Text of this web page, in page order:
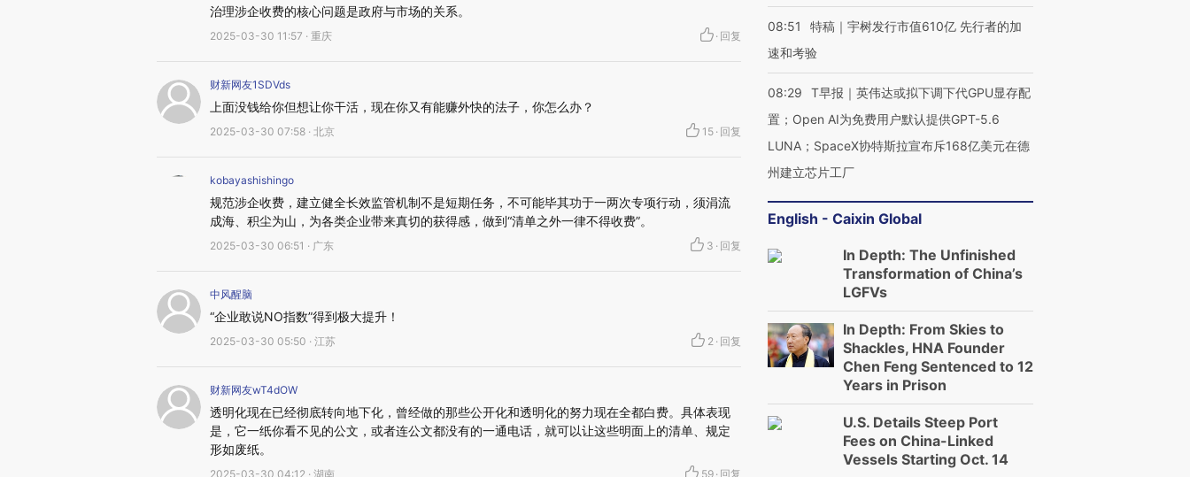
治理涉企收费的核心问题是政府与市场的关系。
2025-03-30 11:57 · 重庆 · 回复
财新网友1SDVds
上面没钱给你但想让你干活，现在你又有能赚外快的法子，你怎么办？
2025-03-30 07:58 · 北京 15 · 回复
kobayashishingo
规范涉企收费，建立健全长效监管机制不是短期任务，不可能毕其功于一两次专项行动，须涓流
成海、积尘为山，为各类企业带来真切的获得感，做到“清单之外一律不得收费”。
2025-03-30 06:51 · 广东 3 · 回复
中风醒脑
“企业敢说NO指数”得到极大提升！
2025-03-30 05:50 · 江苏 2 · 回复
财新网友wT4dOW
透明化现在已经彻底转向地下化，曾经做的那些公开化和透明化的努力现在全都白费。具体表现
是，它一纸你看不见的公文，或者连公文都没有的一通电话，就可以让这些明面上的清单、规定
形如废纸。
2025-03-30 04:12 · 湖南 59 · 回复
08:51
特稿｜宇树发行市值610亿 先行者的加
速和考验
08:29
T早报｜英伟达或拟下调下代GPU显存配
置；Open AI为免费用户默认提供GPT-5.6
LUNA；SpaceX协特斯拉宣布斥168亿美元在德
州建立芯片工厂
English - Caixin Global
In Depth: The Unfinished
Transformation of China’s
LGFVs
In Depth: From Skies to
Shackles, HNA Founder
Chen Feng Sentenced to 12
Years in Prison
U.S. Details Steep Port
Fees on China-Linked
Vessels Starting Oct. 14